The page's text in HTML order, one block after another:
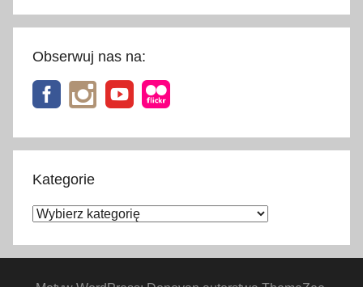
Obserwuj nas na:
Kategorie
Kategorie